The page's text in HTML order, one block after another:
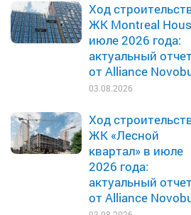
Ход
ЖК Montreal
июле 2026 года:
актуальный
от Alliance
03.08.2026
Ход
ЖК «Лесной
квартал» в июле
2026 года:
актуальный
от Alliance